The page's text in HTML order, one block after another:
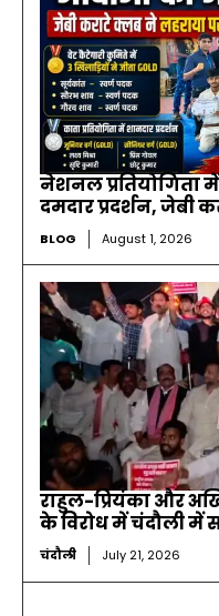
नेशनल प्रतियोगिता
दमदार प्रदर्शन, जेबी
BLOG August 1, 2026
राहुल-प्रियंका और
के विरोध में चंदौली में
चंदौली July 21, 2026